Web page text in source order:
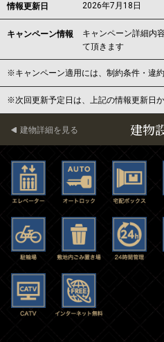
情報更新日 2026年7月18日
キャンペーン情報
キャンペーン詳細内
て頂きます
※キャンペーン適用には、制約条件・違
※次回更新予定日は、上記の情報更新日
建物
建物詳細を見る